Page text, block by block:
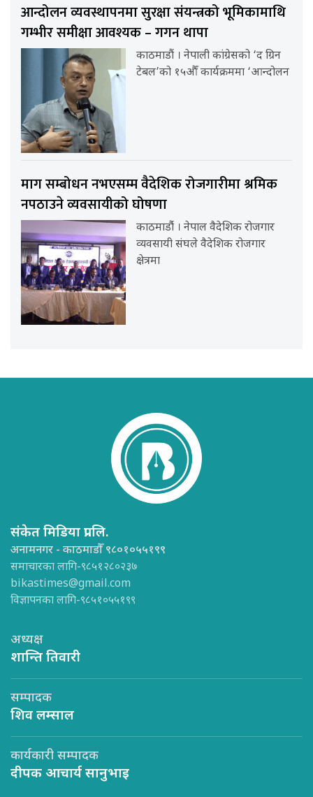
आन्दोलन व्यवस्थापनमा सुरक्षा संयन्त्रको भूमिकामाथि
गम्भीर समीक्षा आवश्यक – गगन थापा
काठमाडौं । नेपाली कांग्रेसको ‘द ग्रिन
टेबल’को १५औँ कार्यक्रममा ‘आन्दोलन
माग सम्बोधन नभएसम्म वैदेशिक रोजगारीमा श्रमिक
नपठाउने व्यवसायीको घोषणा
काठमाडौंं । नेपाल वैदेशिक रोजगार
व्यवसायी संघले वैदेशिक रोजगार
क्षेत्रमा
संकेत मिडिया प्रा.लि.
अनामनगर - काठमाडौँ ९८०१०५५१९९
समाचारका लागि-९८५१२८०२३७
bikastimes@gmail.com
विज्ञापनका लागि-९८५१०५५१९९
अध्यक्ष
शान्ति तिवारी
सम्पादक
शिव लम्साल
कार्यकारी सम्पादक
दीपक आचार्य सानुभाइ